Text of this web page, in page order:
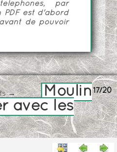
par
PDF est d'abord
de pouvoir
17/20
→
Moulin
avec les